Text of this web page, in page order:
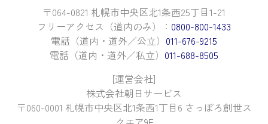
〒064-0821 札幌市中央区北1条西25丁目1-21
フリーアクセス（道内のみ）： 0800-800-1433
電話（道内・道外／公立） 011-676-9215
電話（道内・道外／私立） 011-688-8505
[運営会社]
株式会社朝日サービス
〒060-0001 札幌市中央区北1条西1丁目6 さっぽろ創世ス